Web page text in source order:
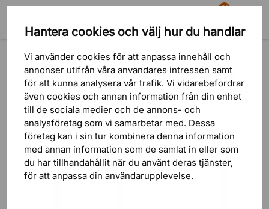
Hantera cookies och välj hur du handlar
Vi använder cookies för att anpassa innehåll och
annonser utifrån våra användares intressen samt
för att kunna analysera vår trafik. Vi vidarebefordrar
även cookies och annan information från din enhet
till de sociala medier och de annons- och
analysföretag som vi samarbetar med. Dessa
företag kan i sin tur kombinera denna information
med annan information som de samlat in eller som
du har tillhandahållit när du använt deras tjänster,
för att anpassa din användarupplevelse.
Sök
81
Varukorg Meny
53 omdömen